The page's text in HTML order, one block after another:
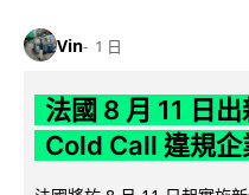
Vin 1 日
法國 8 月 11 日
Cold Call 違規